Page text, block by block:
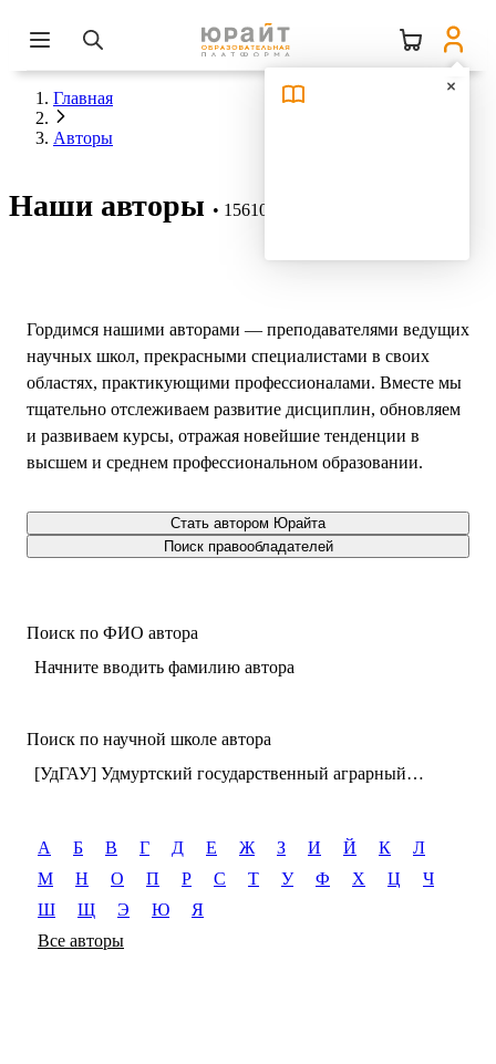
Главная
Авторы
Наши авторы 15610 авторов
Гордимся нашими авторами — преподавателями ведущих
научных школ, прекрасными специалистами в своих
областях, практикующими профессионалами. Вместе мы
тщательно отслеживаем развитие дисциплин, обновляем
и развиваем курсы, отражая новейшие тенденции в
высшем и среднем профессиональном образовании.
Стать автором Юрайта
Поиск правообладателей
Поиск по ФИО автора
Начните вводить фамилию автора
Поиск по научной школе автора
[УдГАУ] Удмуртский государственный аграрный университет (г. Ижевск)
А Б В Г Д Е Ж З И Й К
Л
М
Н О П Р С Т У Ф Х Ц
Ч
Ш
Щ Э Ю
Я
Все авторы